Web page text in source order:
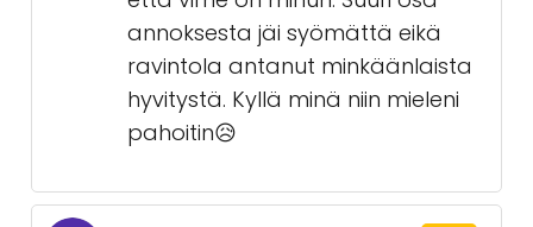
annoksesta jäi syömättä eikä
ravintola antanut minkäänlaista
hyvitystä. Kyllä minä niin mieleni
pahoitin😥